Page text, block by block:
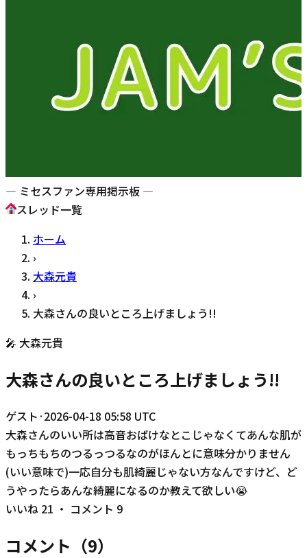
— ミセスファン専用掲示板 —
スレッド一覧
ホーム
›
大森元貴
›
大森さんの良いところ上げましょう!!
🎤 大森元貴
大森さんの良いところ上げましょう!!
ゲスト ·2026-04-18 05:58 UTC
大森さんのいい所は高音おばけなとこじゃなくてあんな肌が
もっちもちのつるっつるなのがほんとに意味分かりません
(いい意味で)一応自分も肌綺麗じゃない方なんですけど、ど
うやったらあんな綺麗になるのか教えて欲しい😭
いいね 21 ・ コメント 9
コメント（9）